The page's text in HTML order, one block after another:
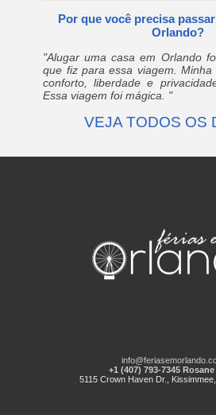
Por que você precisa
Orlando?
"Alugar uma casa em Orlando
que fiz para essa viagem.
conforto, liberdade e
Essa viagem foi mágica. "
VEJA TODOS OS
+1 (407) 793-7345
5115 Crown Haven Dr.,